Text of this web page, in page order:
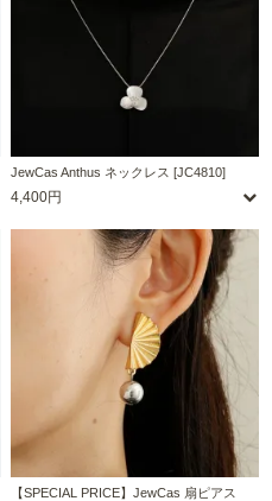
JewCas Anthus ネックレス [JC4810]
4,400円
【SPECIAL PRICE】JewCas 扇ピアス